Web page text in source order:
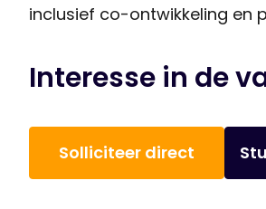
inclusief co-ontwikkeling en
Interesse in de
Solliciteer direct